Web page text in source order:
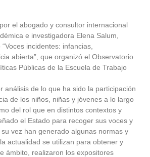
el abogado y consultor internacional
e investigadora Elena Salum,
incidentes: infancias,
abierta”, que organizó el Observatorio
Públicas de la Escuela de Trabajo
análisis de lo que ha sido la participación
de los niños, niñas y jóvenes a lo largo
del rol que en distintos contextos y
el Estado para recoger sus voces y
vez han generado algunas normas y
actualidad se utilizan para obtener y
ámbito, realizaron los expositores